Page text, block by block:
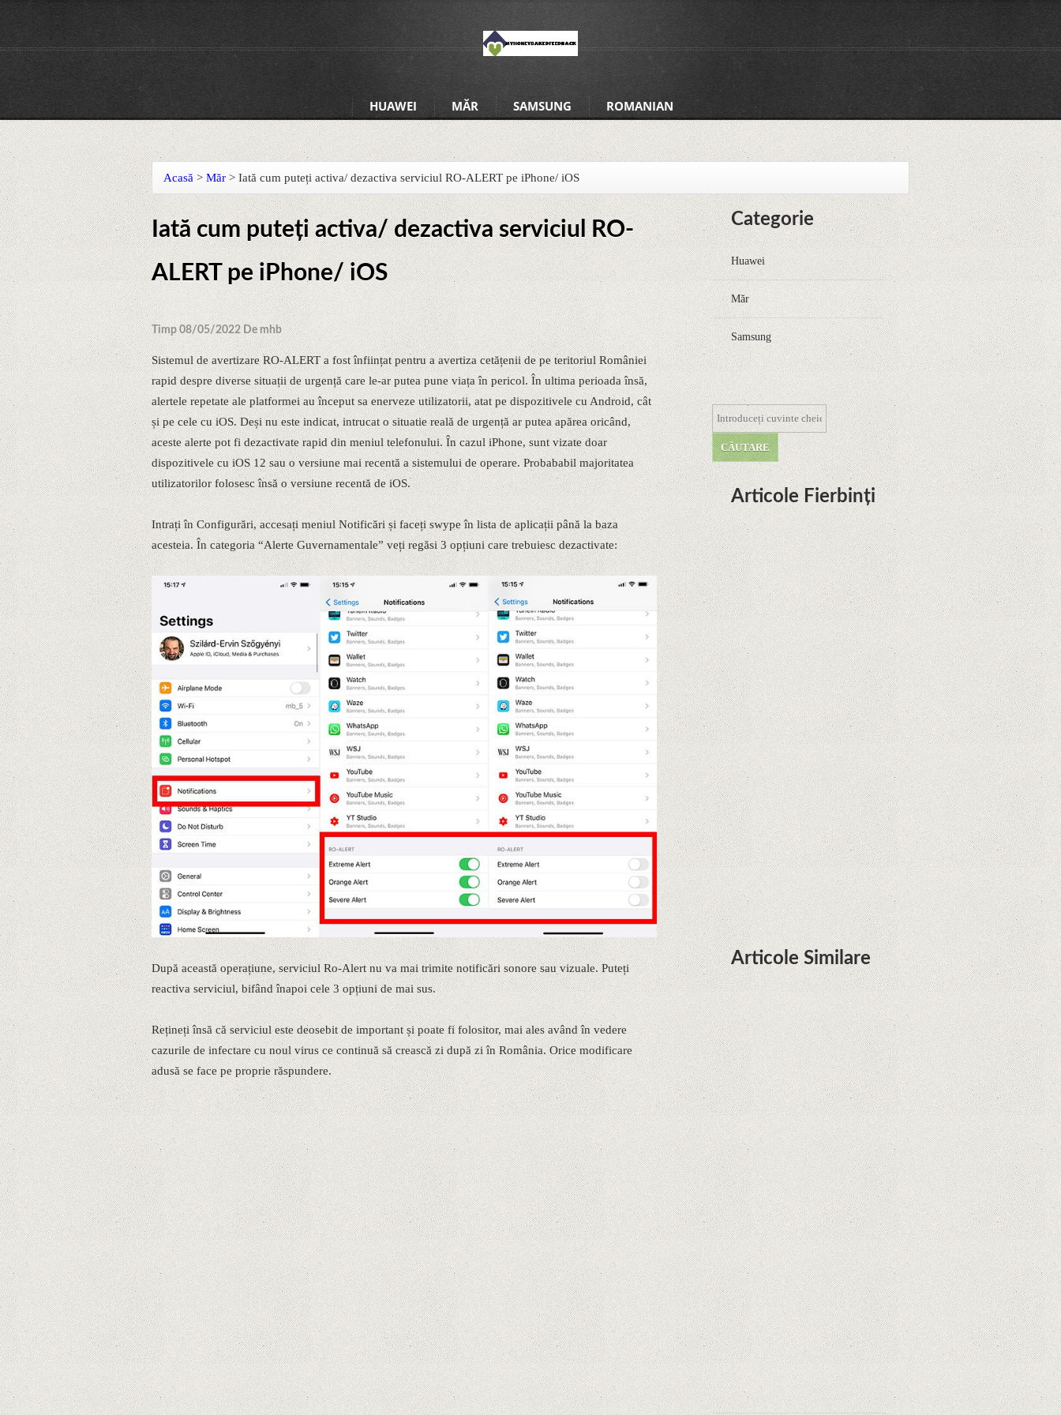
HUAWEI MĂR SAMSUNG ROMANIAN
Acasă > Măr > Iată cum puteți activa/ dezactiva serviciul RO-ALERT pe iPhone/ iOS
Iată cum puteți activa/ dezactiva serviciul RO-
ALERT pe iPhone/ iOS
Timp 08/05/2022 De mhb
Sistemul de avertizare RO-ALERT a fost înființat pentru a avertiza cetățenii de pe teritoriul României
rapid despre diverse situații de urgență care le-ar putea pune viața în pericol. În ultima perioada însă,
alertele repetate ale platformei au început sa enerveze utilizatorii, atat pe dispozitivele cu Android, cât
și pe cele cu iOS. Deși nu este indicat, intrucat o situatie reală de urgență ar putea apărea oricând,
aceste alerte pot fi dezactivate rapid din meniul telefonului. În cazul iPhone, sunt vizate doar
dispozitivele cu iOS 12 sau o versiune mai recentă a sistemului de operare. Probababil majoritatea
utilizatorilor folosesc însă o versiune recentă de iOS.
Intrați în Configurări, accesați meniul Notificări și faceți swype în lista de aplicații până la baza
acesteia. În categoria “Alerte Guvernamentale” veți regăsi 3 opțiuni care trebuiesc dezactivate:
După această operațiune, serviciul Ro-Alert nu va mai trimite notificări sonore sau vizuale. Puteți
reactiva serviciul, bifând înapoi cele 3 opțiuni de mai sus.
Rețineți însă că serviciul este deosebit de important și poate fi folositor, mai ales având în vedere
cazurile de infectare cu noul virus ce continuă să crească zi după zi în România. Orice modificare
adusă se face pe proprie răspundere.
Categorie
Huawei
Măr
Samsung
Articole Fierbinți
Dota Anime venind la Netflix în
această lună de la Legenda Korra
Studio Mir
Curtea Supremă reglementează în
favoarea Google în Oracle Java
Fight
Zvon: aplicațiile Google nu se mai
pot instala pe terminalele Huawei
cu procesoare Kirin
Huawei P50 primeşte o posibilă
dată de lansare şi e mai curând
decât credeam; Are cameră
telephoto cu zoom optic variabil
Articole Similare
Descoperire remarcabilă. Genomul
uman nu mai are secrete
iPhone 12 Mini, bijuteria - TECH
REVIEW
Apple cedează, în sfârșit. Piese de
schimb pentru iPhone și Mac, puse
în vânzare
Rețelele sociale au pierdut deja 10
miliarde de dolari din cauza noilor
reguli Apple privind urmărirea
utilizatorilor